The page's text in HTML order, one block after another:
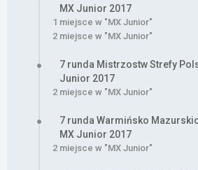
MX Junior 2017
1 miejsce w "MX Junior"
2 miejsce w "MX Junior"
7 runda Mistrzostw Strefy
Junior 2017
2 miejsce w "MX Junior"
7 runda Warmińsko
MX Junior 2017
2 miejsce w "MX Junior"